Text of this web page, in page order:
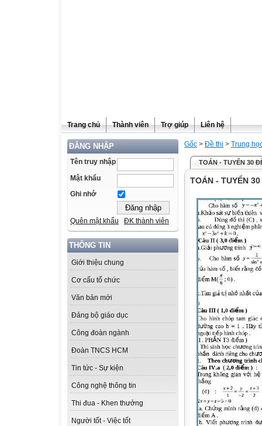
Trang chủ Thành viên Trợ giúp Liên hệ
ĐĂNG NHẬP
Tên truy nhập
Mật khẩu
Ghi nhớ
Quên mật khẩu ĐK thành viên
THÔNG TIN
Giới thiệu chung
Cơ cấu tổ chức
Văn bản mới
Đảng bộ giáo dục
Công đoàn ngành
Đoàn TNCS HCM
Tin tức - Sự kiện
Công nghệ thông tin
Thi đua - Khen thưởng
Người tốt - Việc tốt
Gốc > Đề thi > Trung
TOÁN - TUYỂN 30
TOÁN - TUYỂN